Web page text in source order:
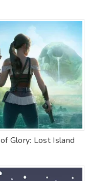
Glory: Lost Island